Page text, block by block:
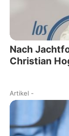
Nach
Christian
Artikel -